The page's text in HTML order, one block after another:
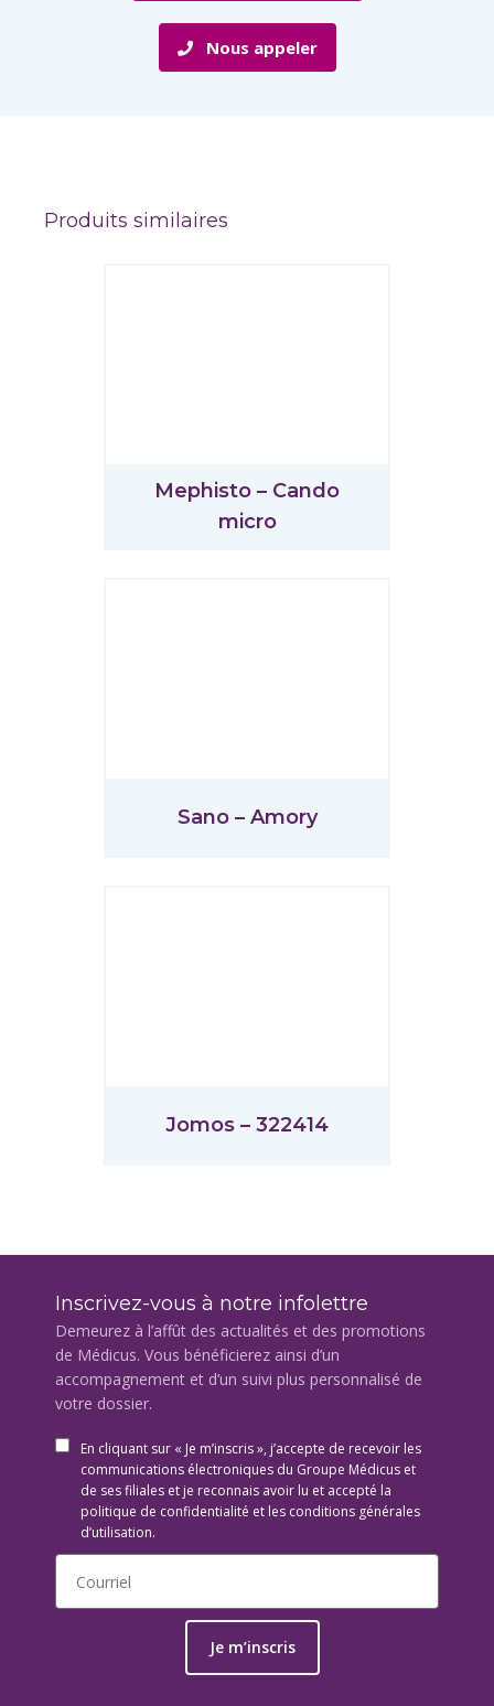
Nous appeler
Produits similaires
Mephisto – Cando
micro
Sano – Amory
Jomos – 322414
Inscrivez-vous à notre infolettre
Demeurez à l’affût des actualités et des promotions
de Médicus. Vous bénéficierez ainsi d’un
accompagnement et d’un suivi plus personnalisé de
votre dossier.
En cliquant sur « Je m’inscris », j’accepte de recevoir les
communications électroniques du Groupe Médicus et
de ses filiales et je reconnais avoir lu et accepté la
politique de confidentialité et les conditions générales
d’utilisation.
Je m’inscris